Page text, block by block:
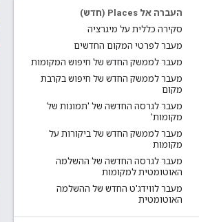
העברה אל Places (חדש)
סקירה כללית על מיגרציה
מעבר לפרטי המקום החדשים
מעבר לממשק החדש של חיפוש המקומות
מעבר לממשק החדש של חיפוש בקרבת
מקום
מעבר לגרסה החדשה של 'תמונות של
מקומות'
מעבר לממשק החדש של ביקורות על
מקומות
מעבר לגרסה החדשה של ההשלמה
האוטומטית למקומות
מעבר לווידג'ט החדש של ההשלמה
האוטומטית